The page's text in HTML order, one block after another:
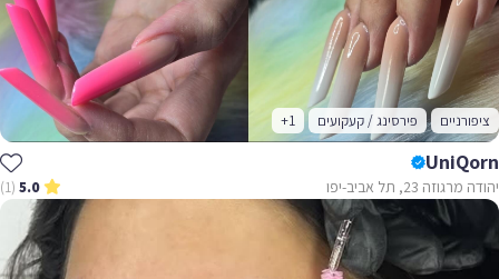
ציפורניים פירסינג / קעקועים +1
UniQorn
יהודה מרגוזה 23, תל אביב-יפו 5.0
(1)